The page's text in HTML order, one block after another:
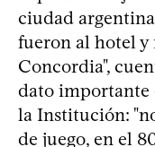
ciudad
fueron al hotel y
Concordia",
dato importante
la Institución:
de juego, en el